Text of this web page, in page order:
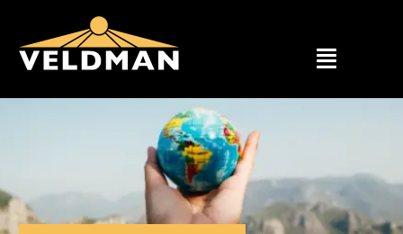
Particulier
Zakelijk